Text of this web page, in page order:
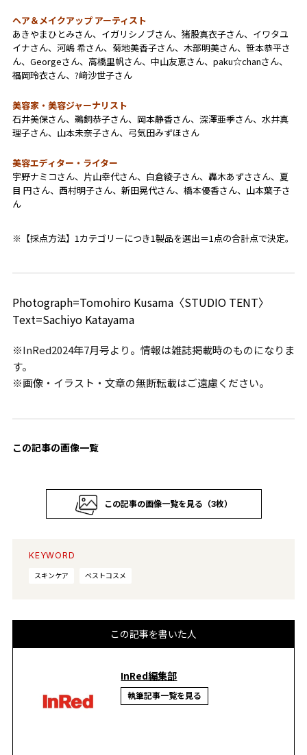
ヘア＆メイクアップ アーティスト
あきやまひとみさん、イガリシノブさん、猪股真衣子さん、イワタユ
イナさん、河嶋 希さん、菊地美香子さん、木部明美さん、笹本恭平さ
ん、Georgeさん、高橋里帆さん、中山友恵さん、paku☆chanさん、
福岡玲衣さん、?﨑沙世子さん
美容家・美容ジャーナリスト
石井美保さん、鵜飼恭子さん、岡本静香さん、深澤亜季さん、水井真
理子さん、山本未奈子さん、弓気田みずほさん
美容エディター・ライター
宇野ナミコさん、片山幸代さん、白倉綾子さん、轟木あずささん、夏
目 円さん、西村明子さん、新田晃代さん、橋本優香さん、山本葉子さ
ん
※【採点方法】1カテゴリーにつき1製品を選出＝1点の合計点で決定。
Photograph=Tomohiro Kusama〈STUDIO TENT〉
Text=Sachiyo Katayama
※InRed2024年7月号より。情報は雑誌掲載時のものになりま
す。
※画像・イラスト・文章の無断転載はご遠慮ください。
この記事の画像一覧
この記事の画像一覧を見る（3枚）
KEYWORD
スキンケア
ベストコスメ
この記事を書いた人
InRed編集部
執筆記事一覧を見る